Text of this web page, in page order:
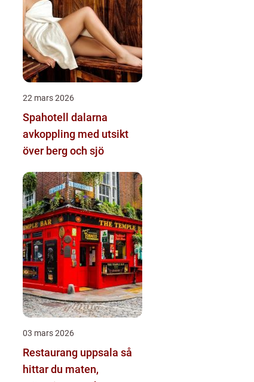
22 mars 2026
Spahotell dalarna
avkoppling med utsikt
över berg och sjö
03 mars 2026
Restaurang uppsala så
hittar du maten,